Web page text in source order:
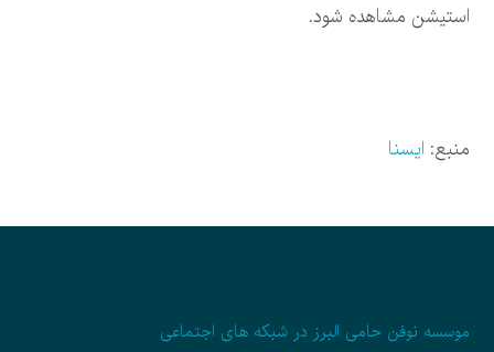
استیشن مشاهده شود.
منبع: ایسنا
موسسه نوفن حامی البرز در شبکه های اجتماعی